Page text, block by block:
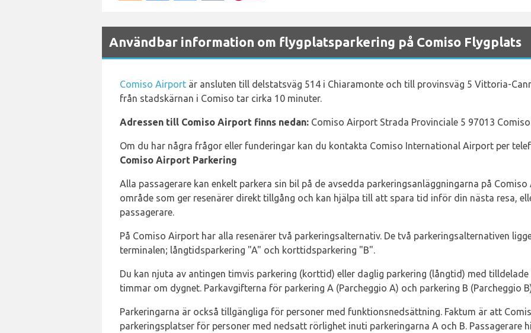
Användbar information om flygplatsparkering på Comiso Flygplats
Comiso Airport är ansluten till delstatsväg 514 i Chiaramonte och till provinsväg 5 Vittoria-
från stadskärnan i Comiso tar cirka 10 minuter.
Adressen till Comiso Airport finns nedan: Comiso Airport Strada Provinciale 5 97013 Comiso
Om du har några frågor eller funderingar kan du kontakta Comiso International Airport per
Comiso Airport Parkering
Alla passagerare kan enkelt parkera sin bil på de avsedda parkeringsanläggningarna på
område som ger resenärer direkt tillgång och kan hjälpa till att spara tid inför din nästa resa,
passagerare.
På Comiso Airport har alla resenärer två parkeringsalternativ. De två parkeringsalternativen
terminalen; långtidsparkering "A" och korttidsparkering "B".
Du kan njuta av antingen timvis parkering (korttid) eller daglig parkering (långtid) med tilldelade
timmar om dygnet. Parkavgifterna för parkering A (Parcheggio A) och parkering B (Parcheggio
Parkeringarna är också tillgängliga för personer med funktionsnedsättning. Faktum är att
parkeringsplatser för personer med nedsatt rörlighet inuti parkeringarna A och B. Passagerare